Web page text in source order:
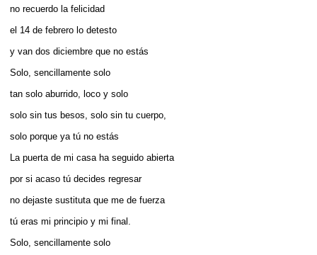
no recuerdo la felicidad
el 14 de febrero lo detesto
y van dos diciembre que no estás
Solo, sencillamente solo
tan solo aburrido, loco y solo
solo sin tus besos, solo sin tu cuerpo,
solo porque ya tú no estás
La puerta de mi casa ha seguido abierta
por si acaso tú decides regresar
no dejaste sustituta que me de fuerza
tú eras mi principio y mi final.
Solo, sencillamente solo